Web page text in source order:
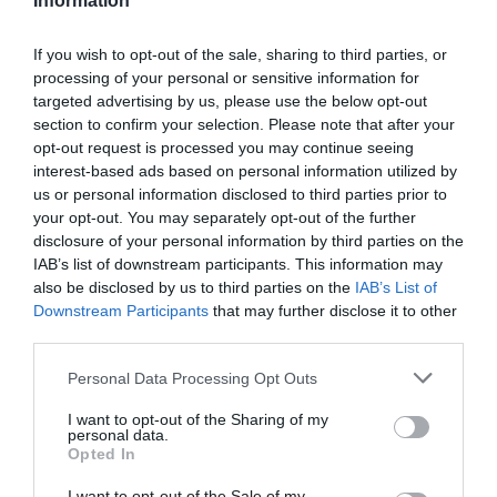
If you wish to opt-out of the sale, sharing to third parties, or
processing of your personal or sensitive information for
targeted advertising by us, please use the below opt-out
section to confirm your selection. Please note that after your
opt-out request is processed you may continue seeing
interest-based ads based on personal information utilized by
us or personal information disclosed to third parties prior to
your opt-out. You may separately opt-out of the further
disclosure of your personal information by third parties on the
IAB’s list of downstream participants. This information may
also be disclosed by us to third parties on the IAB’s List of
Downstream Participants that may further disclose it to other
Please note that this website/app uses one or more Google
not limited to your visit or usage behaviour. You may click to
grant or deny consent to Google and its third-party tags to
use your data for below specified purposes in below Google
consent section.
Personal Data Processing Opt Outs
I want to opt-out of the Sharing of my
personal data.
Opted In
Διαβάστε όλες τιςειδήσεις για την Εύβοια
Διαβάστε όλες τις τελευταίες ειδήσειςγια την
Ελλάδακαι τονΚόσμοστοevima.gr
TAGS: ΕΙΔΗΣΕΙΣ
ΕΙΔΗΣΕΙΣ ΣΗΜΕΡΑ
ΕΞΟΙΚΟΝΟΜΩ 2025
ΕΠΙΔΟΤΗΣΗ ΕΥΒΟΙΑ
ΝΕΑ ΕΥΒΟΙΑ
ΡΟΗ ΕΙΔΗΣΕΩΝ
Νέο τροχαίο με υλικές ζημιές
07.08.2026 | 21:40
Εύβοια: Γυναίκα έπεσε θύμα